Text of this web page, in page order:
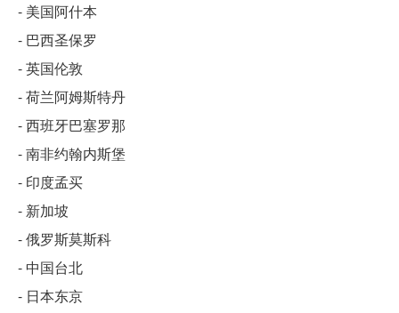
- 美国阿什本
- 巴西圣保罗
- 英国伦敦
- 荷兰阿姆斯特丹
- 西班牙巴塞罗那
- 南非约翰内斯堡
- 印度孟买
- 新加坡
- 俄罗斯莫斯科
- 中国台北
- 日本东京